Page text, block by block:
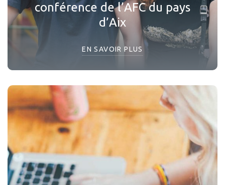
conférence de l’AFC du pays
d’Aix
EN SAVOIR PLUS